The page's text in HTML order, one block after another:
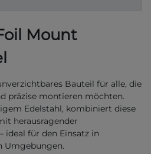
Mount
Bauteil für alle, die
präzise montieren möchten.
Edelstahl, kombiniert diese
herausragender
ideal für den Einsatz in
Umgebungen.